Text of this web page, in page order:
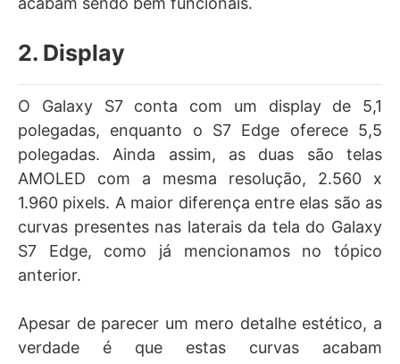
2. Display
O Galaxy S7 conta com um display de 5,1
polegadas, enquanto o S7 Edge oferece 5,5
polegadas. Ainda assim, as duas são telas
AMOLED com a mesma resolução, 2.560 x
1.960 pixels. A maior diferença entre elas são as
curvas presentes nas laterais da tela do Galaxy
S7 Edge, como já mencionamos no tópico
anterior.
Apesar de parecer um mero detalhe estético, a
verdade é que estas curvas acabam